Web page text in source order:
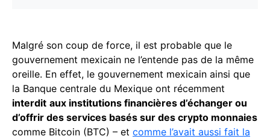
Malgré son coup de force, il est probable que le
gouvernement mexicain ne l’entende pas de la même
oreille. En effet, le gouvernement mexicain ainsi que
la Banque centrale du Mexique ont récemment
interdit aux institutions financières d’échanger ou
d’offrir des services basés sur des crypto monnaies
comme Bitcoin (BTC) – et comme l’avait aussi fait la